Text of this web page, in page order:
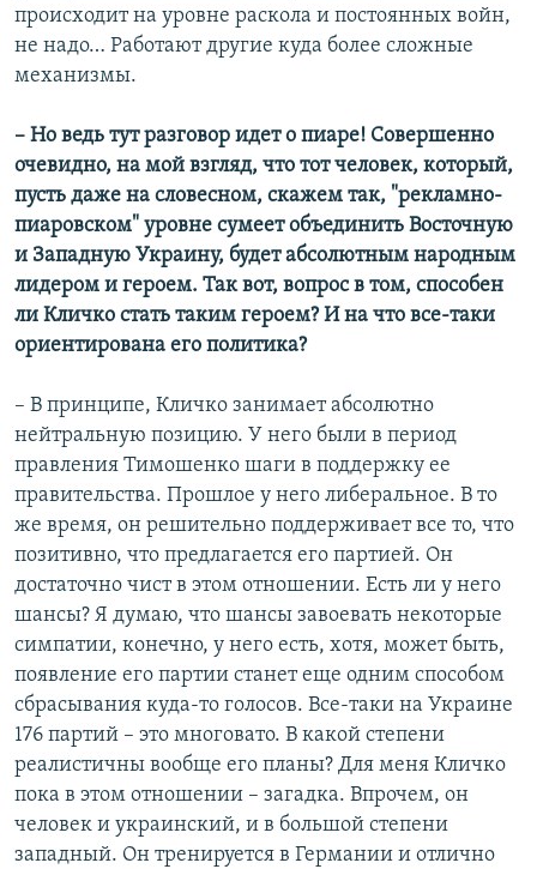
происходит на уровне раскола и постоянных войн,
не надо… Работают другие куда более сложные
механизмы.
– Но ведь тут разговор идет о пиаре! Совершенно
очевидно, на мой взгляд, что тот человек, который,
пусть даже на словесном, скажем так, "рекламно-
пиаровском" уровне сумеет объединить Восточную
и Западную Украину, будет абсолютным народным
лидером и героем. Так вот, вопрос в том, способен
ли Кличко стать таким героем? И на что все-таки
ориентирована его политика?
– В принципе, Кличко занимает абсолютно
нейтральную позицию. У него были в период
правления Тимошенко шаги в поддержку ее
правительства. Прошлое у него либеральное. В то
же время, он решительно поддерживает все то, что
позитивно, что предлагается его партией. Он
достаточно чист в этом отношении. Есть ли у него
шансы? Я думаю, что шансы завоевать некоторые
симпатии, конечно, у него есть, хотя, может быть,
появление его партии станет еще одним способом
сбрасывания куда-то голосов. Все-таки на Украине
176 партий – это многовато. В какой степени
реалистичны вообще его планы? Для меня Кличко
пока в этом отношении – загадка. Впрочем, он
человек и украинский, и в большой степени
западный. Он тренируется в Германии и отлично